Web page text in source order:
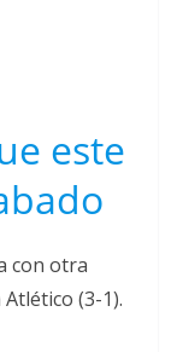
este
con otra
(3-1).